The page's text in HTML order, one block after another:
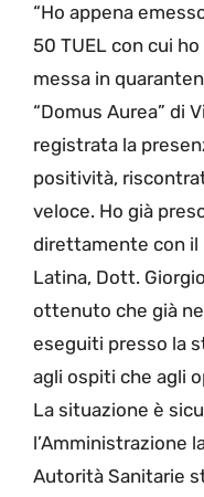
“Ho appena
50 TUEL con cui
messa in
“Domus Aurea” di
registrata la
positività,
veloce. Ho già
direttamente con il
Latina, Dott.
ottenuto che già
eseguiti presso la
agli ospiti che agli
La situazione è
l’Amministrazione
Autorità Sanitarie